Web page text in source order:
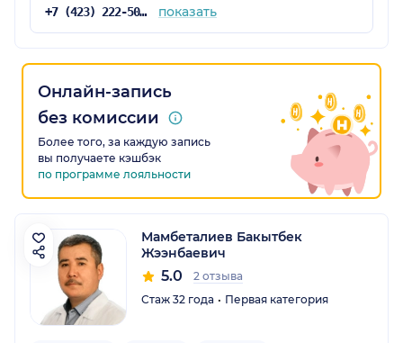
+7 (423) 222-50-70 показать
Онлайн-запись
без комиссии
Более того, за каждую запись
вы получаете кэшбэк
по программе лояльности
Мамбеталиев Бакытбек
Жээнбаевич
5.0
2 отзыва
Стаж 32 года
Первая категория